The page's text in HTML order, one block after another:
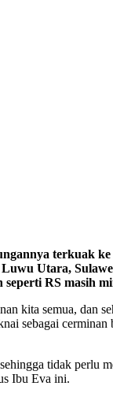
terkuak
Utara,
RS masih
kita semua, dan
sebagai
tidak
Ibu Eva ini.